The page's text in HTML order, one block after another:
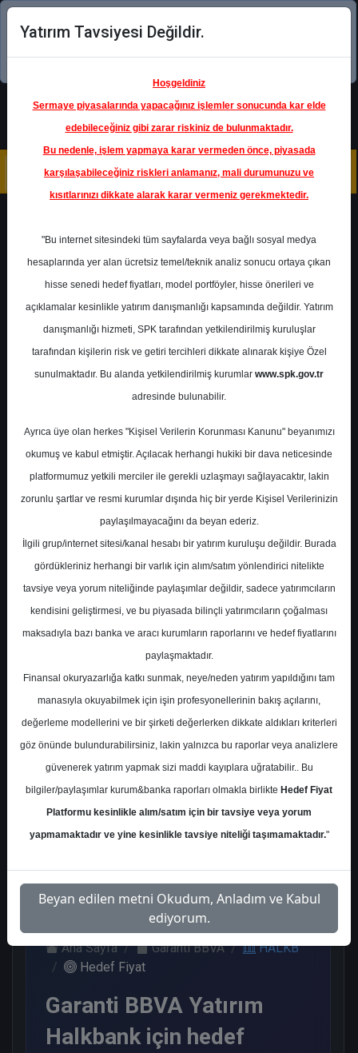
Şimdi uygulamayı indirin!
HALKB - TÜRKİYE HALK BANKASI
A.Ş.
Hedef Fiyat 20.50 ₺
Getiri
%0.00
1
Get.
0
Salı, 07 Ocak 2025
En Yüksek Tahmin 100,00 ₺
Ortalama Fiyat Tahmini 48,65 ₺
Ortalama Getiri Potansiyeli %31.42
Kurum Sayısı
12
Al
2
Tut
7
Endeks Altı
3
Salı, 07 Ocak 2025
Ana Sayfa Garanti BBVA
HALKB
Hedef Fiyat
Garanti BBVA Yatırım
Halkbank için hedef
Yatırım Tavsiyesi Değildir.
Hoşgeldiniz
Sermaye piyasalarında yapacağınız işlemler sonucunda kar elde
edebileceğiniz gibi zarar riskiniz de bulunmaktadır.
Bu nedenle, işlem yapmaya karar vermeden önce, piyasada
karşılaşabileceğiniz riskleri anlamanız, mali durumunuzu ve
kısıtlarınızı dikkate alarak karar vermeniz gerekmektedir.
"Bu internet sitesindeki tüm sayfalarda veya bağlı sosyal medya
hesaplarında yer alan ücretsiz temel/teknik analiz sonucu ortaya çıkan
hisse senedi hedef fiyatları, model portföyler, hisse önerileri ve
açıklamalar kesinlikle yatırım danışmanlığı kapsamında değildir. Yatırım
danışmanlığı hizmeti, SPK tarafından yetkilendirilmiş kuruluşlar
tarafından kişilerin risk ve getiri tercihleri dikkate alınarak kişiye Özel
sunulmaktadır. Bu alanda yetkilendirilmiş kurumlar www.spk.gov.tr
adresinde bulunabilir.
Ayrıca üye olan herkes "Kişisel Verilerin Korunması Kanunu" beyanımızı
okumuş ve kabul etmiştir. Açılacak herhangi hukiki bir dava neticesinde
platformumuz yetkili merciler ile gerekli uzlaşmayı sağlayacaktır, lakin
zorunlu şartlar ve resmi kurumlar dışında hiç bir yerde Kişisel Verilerinizin
paylaşılmayacağını da beyan ederiz.
İlgili grup/internet sitesi/kanal hesabı bir yatırım kuruluşu değildir. Burada
gördükleriniz herhangi bir varlık için alım/satım yönlendirici nitelikte
tavsiye veya yorum niteliğinde paylaşımlar değildir, sadece yatırımcıların
kendisini geliştirmesi, ve bu piyasada bilinçli yatırımcıların çoğalması
maksadıyla bazı banka ve aracı kurumların raporlarını ve hedef fiyatlarını
paylaşmaktadır.
Finansal okuryazarlığa katkı sunmak, neye/neden yatırım yapıldığını tam
manasıyla okuyabilmek için işin profesyonellerinin bakış açılarını,
değerleme modellerini ve bir şirketi değerlerken dikkate aldıkları kriterleri
göz önünde bulundurabilirsiniz, lakin yalnızca bu raporlar veya analizlere
güvenerek yatırım yapmak sizi maddi kayıplara uğratabilir.. Bu
bilgiler/paylaşımlar kurum&banka raporları olmakla birlikte Hedef Fiyat
Platformu kesinlikle alım/satım için bir tavsiye veya yorum
yapmamaktadır ve yine kesinlikle tavsiye niteliği taşımamaktadır."
Beyan edilen metni Okudum, Anladım ve Kabul
ediyorum.